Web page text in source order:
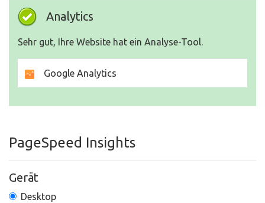
Analytics
Sehr gut, Ihre Website hat ein Analyse-Tool.
Google Analytics
PageSpeed Insights
Gerät
Desktop